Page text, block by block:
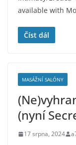
available with
Číst dál
MASÁŽNÍ SALÓNY
(nyní
17 srpna, 2024